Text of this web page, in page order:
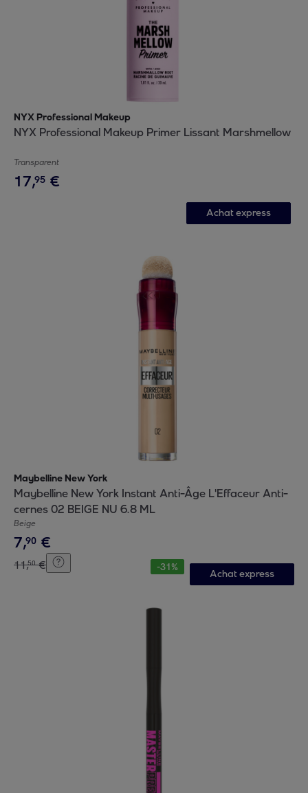
NYX Professional Makeup
NYX Professional Makeup Primer Lissant Marshmellow
Transparent
17,95 €
Achat express
Maybelline New York
Maybelline New York Instant Anti-Âge L'Effaceur Anti-
cernes 02 BEIGE NU 6.8 ML
Beige
7,90 €
11,50 € -31%
Achat express